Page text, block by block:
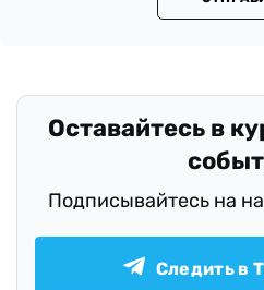
Оставайтесь в
Подписывайтесь на
Следить в